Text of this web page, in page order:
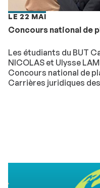
LE 22 MAI
Concours national de
Les étudiants du BUT
NICOLAS et Ulysse
Concours national de
Carrières juridiques